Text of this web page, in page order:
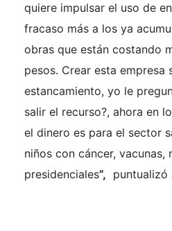
quiere impulsar el uso de
fracaso más a los ya
obras que están costando
pesos. Crear esta
estancamiento, yo le
salir el recurso?, ahora en
el dinero es para el sector
niños con cáncer, vacunas,
presidenciales”, puntualizó